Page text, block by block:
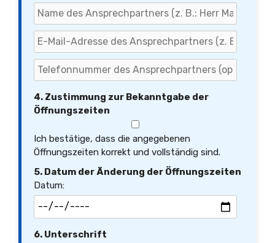
4. Zustimmung zur Bekanntgabe der
Öffnungszeiten
Ich bestätige, dass die angegebenen
Öffnungszeiten korrekt und vollständig sind.
5. Datum der Änderung der Öffnungszeiten
Datum:
6. Unterschrift